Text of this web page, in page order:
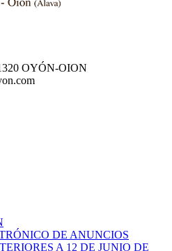
OYÓN-OION
DE ANUNCIOS
A 12 DE JUNIO DE